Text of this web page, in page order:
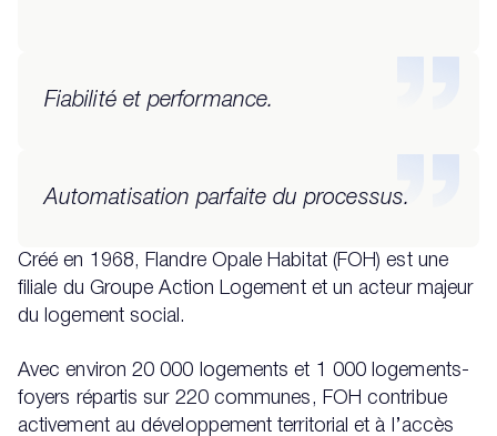
Fiabilité et performance.
Automatisation parfaite du processus.
Créé en 1968, Flandre Opale Habitat (FOH) est une
filiale du Groupe Action Logement et un acteur majeur
du logement social.
Avec environ 20 000 logements et 1 000 logements-
foyers répartis sur 220 communes, FOH contribue
activement au développement territorial et à l’accès